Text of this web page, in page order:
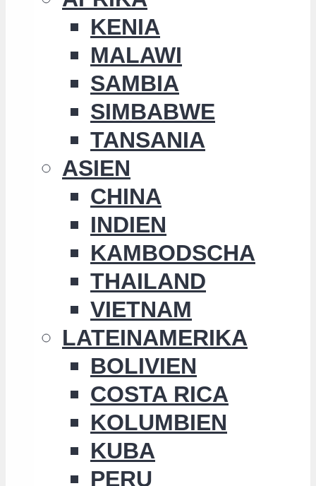
KENIA
MALAWI
SAMBIA
SIMBABWE
TANSANIA
ASIEN
CHINA
INDIEN
KAMBODSCHA
THAILAND
VIETNAM
LATEINAMERIKA
BOLIVIEN
COSTA RICA
KOLUMBIEN
KUBA
PERU